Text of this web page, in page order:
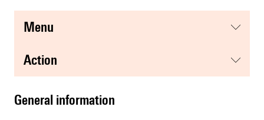
menu
action
general information